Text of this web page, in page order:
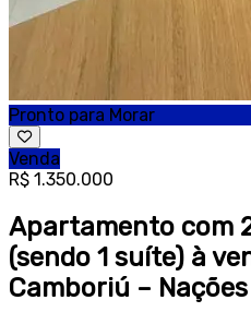
Pronto para Morar
Venda
R$ 1.350.000
Apartamento com
(sendo 1 suíte) à
Camboriú –